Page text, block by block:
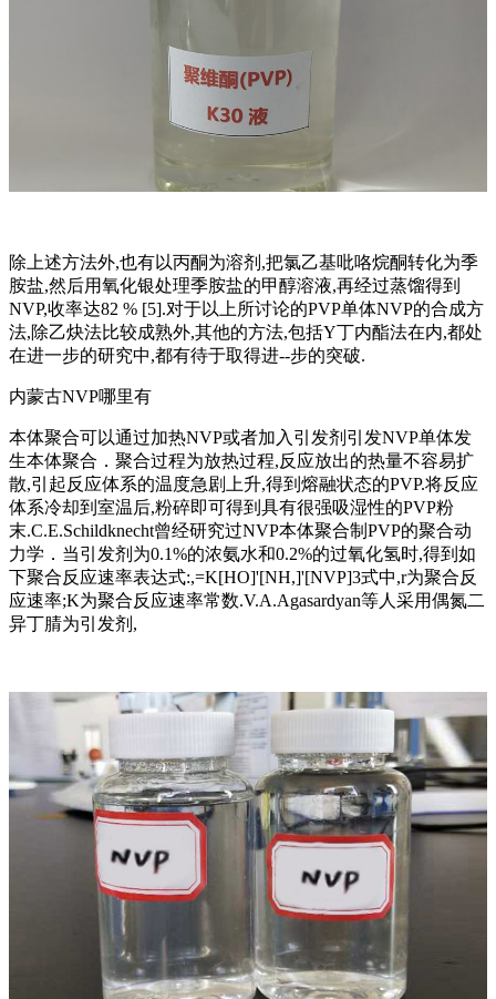
除上述方法外,也有以丙酮为溶剂,把氯乙基吡咯烷酮转化为季
胺盐,然后用氧化银处理季胺盐的甲醇溶液,再经过蒸馏得到
NVP,收率达82 % [5].对于以上所讨论的PVP单体NVP的合成方
法,除乙炔法比较成熟外,其他的方法,包括Y丁内酯法在内,都处
在进一步的研究中,都有待于取得进--步的突破.
内蒙古NVP哪里有
本体聚合可以通过加热NVP或者加入引发剂引发NVP单体发
生本体聚合．聚合过程为放热过程,反应放出的热量不容易扩
散,引起反应体系的温度急剧上升,得到熔融状态的PVP.将反应
体系冷却到室温后,粉碎即可得到具有很强吸湿性的PVP粉
末.C.E.Schildknecht曾经研究过NVP本体聚合制PVP的聚合动
力学．当引发剂为0.1%的浓氨水和0.2%的过氧化氢时,得到如
下聚合反应速率表达式:,=K[HO]'[NH,]'[NVP]3式中,r为聚合反
应速率;K为聚合反应速率常数.V.A.Agasardyan等人采用偶氮二
异丁腈为引发剂,